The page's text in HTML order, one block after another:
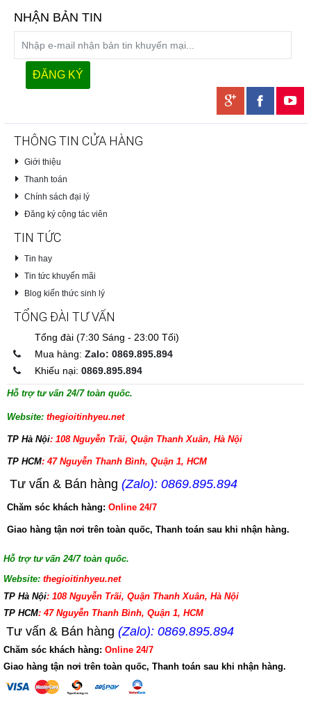
NHẬN BẢN TIN
THÔNG TIN CỬA HÀNG
Giới thiệu
Thanh toán
Chính sách đại lý
Đăng ký cộng tác viên
TIN TỨC
Tin hay
Tin tức khuyến mãi
Blog kiến thức sinh lý
TỔNG ĐÀI TƯ VẤN
Tổng đài (7:30 Sáng - 23:00 Tối)
Mua hàng: Zalo: 0869.895.894
Khiếu nại: 0869.895.894
Hỗ trợ tư vấn 24/7 toàn quốc.
Website: thegioitinhyeu.net
TP Hà Nội: 108 Nguyễn Trãi, Quận Thanh Xuân, Hà Nội
TP HCM: 47 Nguyễn Thanh Bình, Quận 1, HCM
Tư vấn & Bán hàng (Zalo): 0869.895.894
Chăm sóc khách hàng: Online 24/7
Giao hàng tận nơi trên toàn quốc, Thanh toán sau khi nhận hàng.
Hỗ trợ tư vấn 24/7 toàn quốc.
Website: thegioitinhyeu.net
TP Hà Nội: 108 Nguyễn Trãi, Quận Thanh Xuân, Hà Nội
TP HCM: 47 Nguyễn Thanh Bình, Quận 1, HCM
Tư vấn & Bán hàng (Zalo): 0869.895.894
Chăm sóc khách hàng: Online 24/7
Giao hàng tận nơi trên toàn quốc, Thanh toán sau khi nhận hàng.